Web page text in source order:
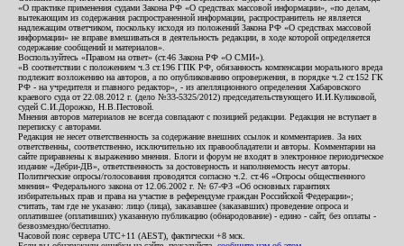
«О практике применения судами Закона РФ «О средствах массовой информации», «по делам,
вытекающим из содержания распространенной информации, распространитель не является
надлежащим ответчиком, поскольку исходя из положений Закона РФ «О средствах массовой
информации» не вправе вмешиваться в деятельность редакции, в ходе которой определяется
содержание сообщений и материалов».
Воспользуйтесь «Правом на ответ» (ст.46 Закона РФ «О СМИ»).
«В соответствии с положением ч.3 ст.196 ГПК РФ, обязанность компенсации морального вреда
подлежит возложению на авторов, а по опубликованию опровержения, в порядке ч.2 ст.152 ГК
РФ - на учредителя и главного редактор», - из апелляционного определения Хабаровского
краевого суда от 22.08.2012 г. (дело №33-5325/2012) председательствующего И.И.Куликовой,
судей С.И.Дорожко, Н.В.Пестовой.
Мнения авторов материалов не всегда совпадают с позицией редакции. Редакция не вступает в
переписку с авторами.
Редакция не несет ответственность за содержание внешних ссылок и комментариев. За них
ответственны, соответственно, исключительно их правообладатели и авторы. Комментарии на
сайте приравнены к выражению мнения. Блоги и форум не входят в электронное периодическое
издание «Дебри-ДВ», ответственность за достоверность и наполняемость несут авторы.
Политические опросы/голосования проводятся согласно ч.2. ст.46 «Опросы общественного
мнения» Федерального закона от 12.06.2002 г. № 67-ФЗ «Об основных гарантиях
избирательных прав и права на участие в референдуме граждан Российской Федерации»;
считать, там где не указано: лицо (лица), заказавшее (заказавших) проведение опроса и
оплатившее (оплативших) указанную публикацию (обнародование) - едино - сайт, без оплаты -
безвозмездно/бесплатно.
Часовой пояс сервера UTC+11 (AEST), фактически +8 мск.